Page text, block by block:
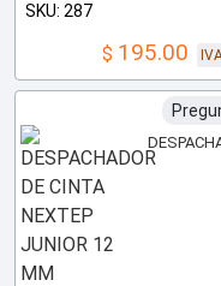
SKU: 287
$ 195.00